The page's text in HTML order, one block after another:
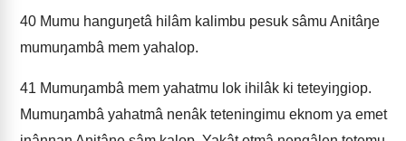
40 Mumu hanguŋetâ hilâm kalimbu pesuk sâmu Anitâŋe
mumuŋambâ mem yahalop.
41 Mumuŋambâ mem yahatmu lok ihilâk ki teteyiŋgiop.
Mumuŋambâ yahatmâ nenâk teteningimu eknom ya emet